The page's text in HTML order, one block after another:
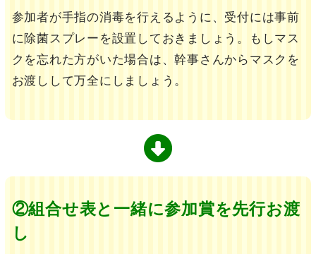
参加者が手指の消毒を行えるように、受付には事前
に除菌スプレーを設置しておきましょう。もしマス
クを忘れた方がいた場合は、幹事さんからマスクを
お渡しして万全にしましょう。
②組合せ表と一緒に参加賞を先行お渡
し